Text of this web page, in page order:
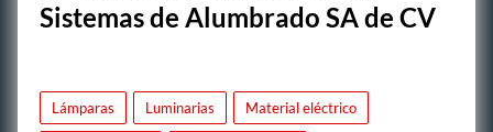
Sistemas de Alumbrado SA de CV
Lámparas Luminarias Material eléctrico